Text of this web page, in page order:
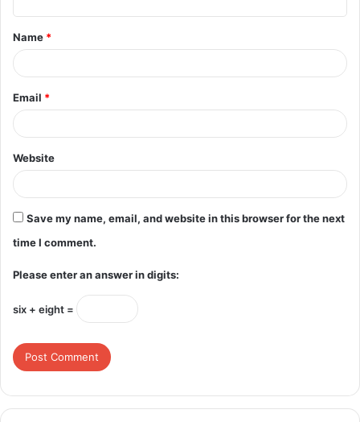
t
*
Name *
Email *
Website
Save my name, email, and website in this browser for the next
time I comment.
Please enter an answer in digits:
six + eight =